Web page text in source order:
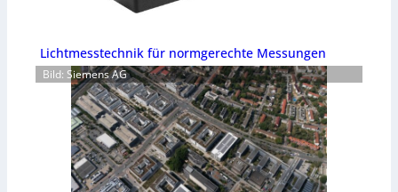
Lichtmesstechnik für normgerechte Messungen
Bild: Siemens AG